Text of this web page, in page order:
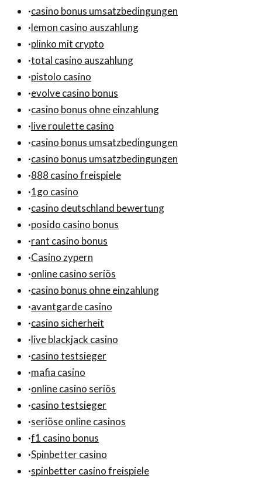
·casino bonus umsatzbedingungen
·lemon casino auszahlung
·plinko mit crypto
·total casino auszahlung
·pistolo casino
·evolve casino bonus
·casino bonus ohne einzahlung
·live roulette casino
·casino bonus umsatzbedingungen
·casino bonus umsatzbedingungen
·888 casino freispiele
·1go casino
·casino deutschland bewertung
·posido casino bonus
·rant casino bonus
·Casino zypern
·online casino seriös
·casino bonus ohne einzahlung
·avantgarde casino
·casino sicherheit
·live blackjack casino
·casino testsieger
·mafia casino
·online casino seriös
·casino testsieger
·seriöse online casinos
·f1 casino bonus
·Spinbetter casino
·spinbetter casino freispiele